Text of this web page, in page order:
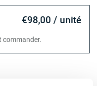
€98,00 / unité
commander.